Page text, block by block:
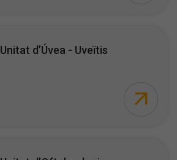
Unitat d’Úvea - Uveïtis